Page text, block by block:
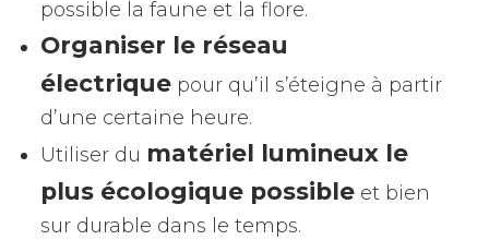
possible la faune et la flore.
Organiser le réseau
électrique pour qu’il s’éteigne à partir
d’une certaine heure.
Utiliser du matériel lumineux le
plus écologique possible et bien
sur durable dans le temps.